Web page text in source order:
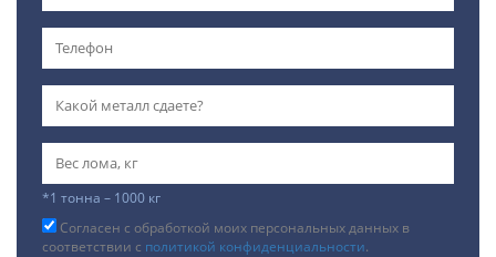
*1 тонна – 1000 кг
Согласен с обработкой моих персональных данных в
соответствии с политикой конфиденциальности.